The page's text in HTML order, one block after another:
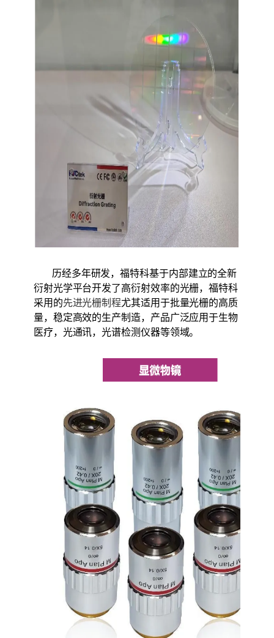
历经多年研发，福特科基于内部建立的全新
衍射光学平台开发了高衍射效率的光栅，福特科
采用的先进光栅制程尤其适用于批量光栅的高质
量，稳定高效的生产制造，产品广泛应用于生物
医疗，光通讯，光谱检测仪器等领域。